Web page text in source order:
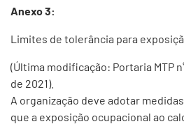
Anexo 3:
Limites de tolerância para
(Última modificação: Portaria MTP
de 2021).
A organização deve adotar
que a exposição ocupacional ao